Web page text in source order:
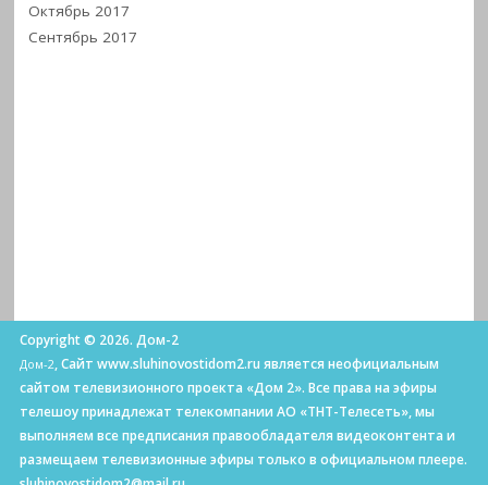
Октябрь 2017
Сентябрь 2017
Copyright © 2026. Дом-2
Дом-2, Сайт www.sluhinovostidom2.ru является неофициальным
сайтом телевизионного проекта «Дом 2». Все права на эфиры
телешоу принадлежат телекомпании АО «ТНТ-Телесеть», мы
выполняем все предписания правообладателя видеоконтента и
размещаем телевизионные эфиры только в официальном плеере.